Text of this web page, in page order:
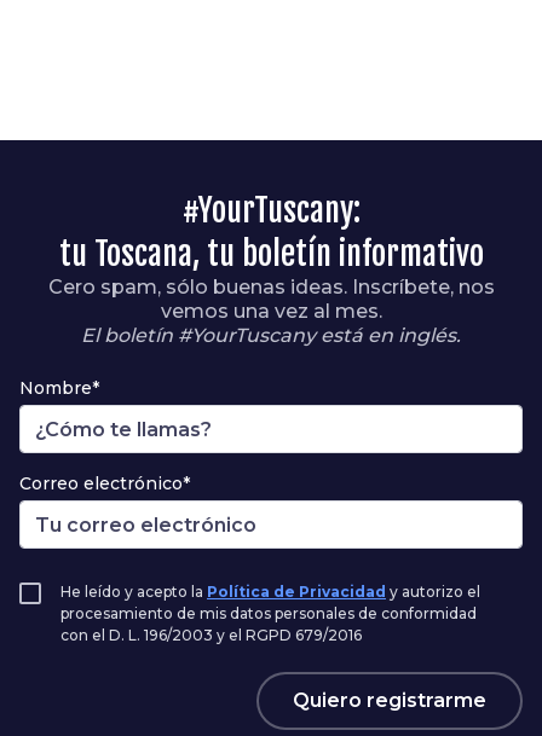
#YourTuscany:
tu Toscana, tu boletín informativo
Cero spam, sólo buenas ideas. Inscríbete, nos
vemos una vez al mes.
El boletín #YourTuscany está en inglés.
Nombre*
Correo electrónico*
He leído y acepto la Política de Privacidad y autorizo el
procesamiento de mis datos personales de conformidad
con el D. L. 196/2003 y el RGPD 679/2016
Quiero registrarme